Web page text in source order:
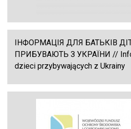
ІНФОРМАЦІЯ ДЛЯ БАТЬКІВ
ПРИБУВАЮТЬ З УКРАЇНИ //
dzieci przybywających z Ukrainy